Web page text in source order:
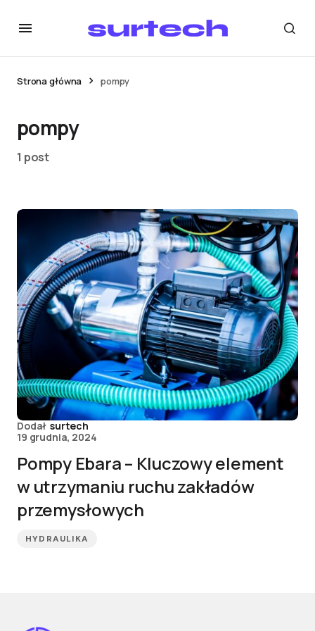
Strona główna pompy
pompy
1 post
Dodał surtech
19 grudnia, 2024
Pompy Ebara – Kluczowy element
w utrzymaniu ruchu zakładów
przemysłowych
HYDRAULIKA